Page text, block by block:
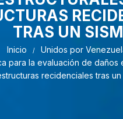
TRAS UN
Inicio
Unidos por
para la evaluación de daños
recidenciales tras un